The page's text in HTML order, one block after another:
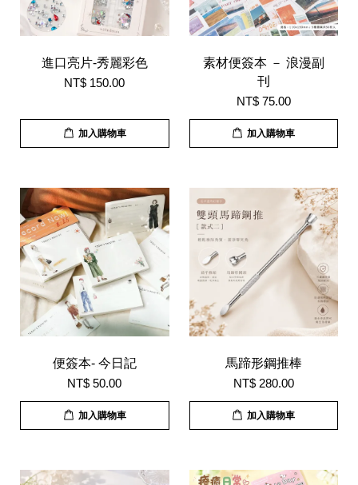
進口亮片-秀麗彩色
NT$ 150.00
加入購物車
素材便簽本 － 浪漫副
刊
NT$ 75.00
加入購物車
便簽本- 今日記
NT$ 50.00
加入購物車
馬蹄形鋼推棒
NT$ 280.00
加入購物車